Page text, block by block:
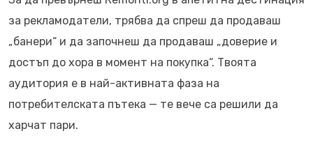
за рекламодатели, трябва да спреш да продаваш
„банери“ и да започнеш да продаваш „доверие и
достъп до хора в момент на покупка“. Твоята
аудитория е в най-активната фаза на
потребителската пътека — те вече са решили да
харчат пари.